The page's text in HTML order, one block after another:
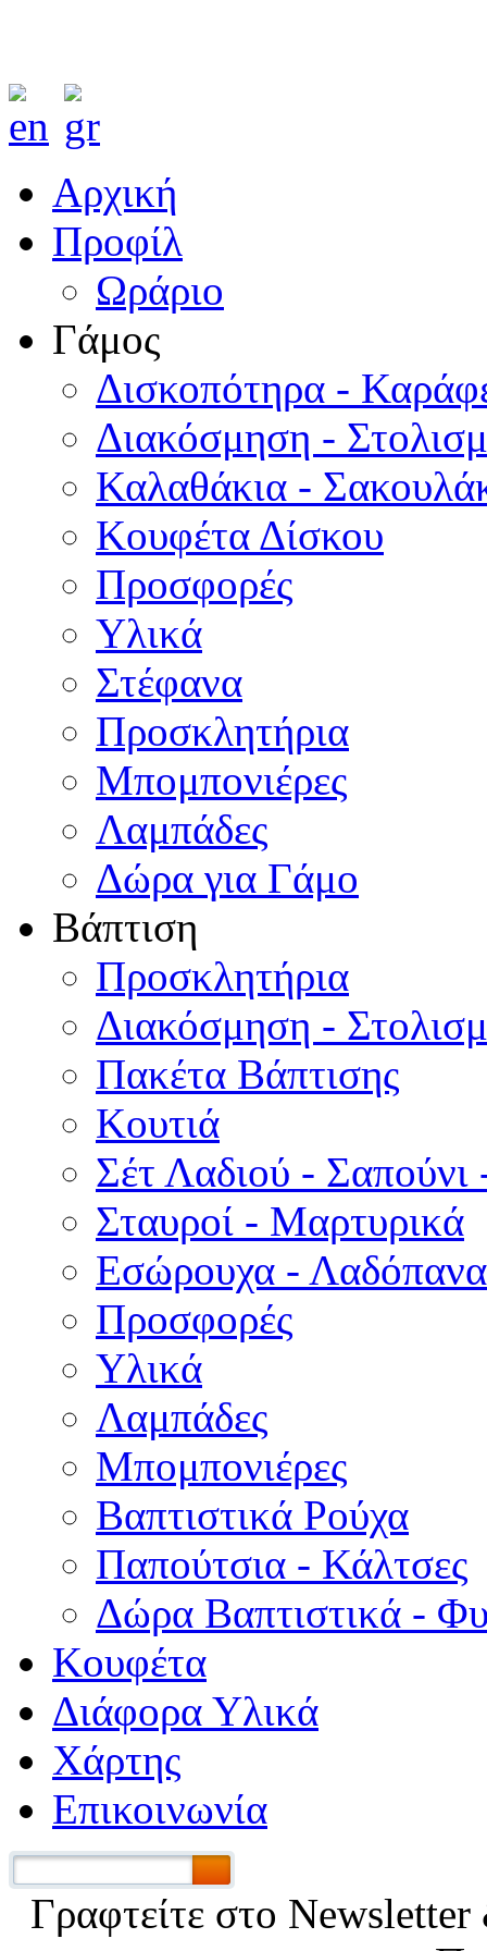
Αρχική
Προφίλ
Ωράριο
Γάμος
Δισκοπότηρα -
Διακόσμηση -
Καλαθάκια -
Κουφέτα Δίσκου
Προσφορές
Υλικά
Στέφανα
Προσκλητήρια
Μπομπονιέρες
Λαμπάδες
Δώρα για Γάμο
Βάπτιση
Προσκλητήρια
Διακόσμηση -
Πακέτα Βάπτισης
Κουτιά
Σέτ Λαδιού - Σαπούνι
Σταυροί - Μαρτυρικά
Εσώρουχα -
Προσφορές
Υλικά
Λαμπάδες
Μπομπονιέρες
Βαπτιστικά Ρούχα
Παπούτσια - Κάλτσες
Δώρα Βαπτιστικά -
Κουφέτα
Διάφορα Υλικά
Χάρτης
Επικοινωνία
Γραφτείτε στο Νewsletter